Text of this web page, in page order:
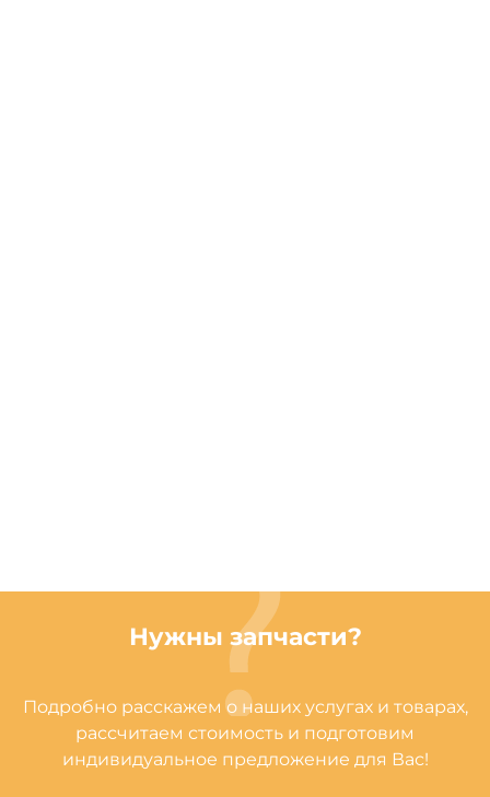
Нужны запчасти?
Подробно расскажем о наших услугах и товарах,
рассчитаем стоимость и подготовим
индивидуальное предложение для Вас!